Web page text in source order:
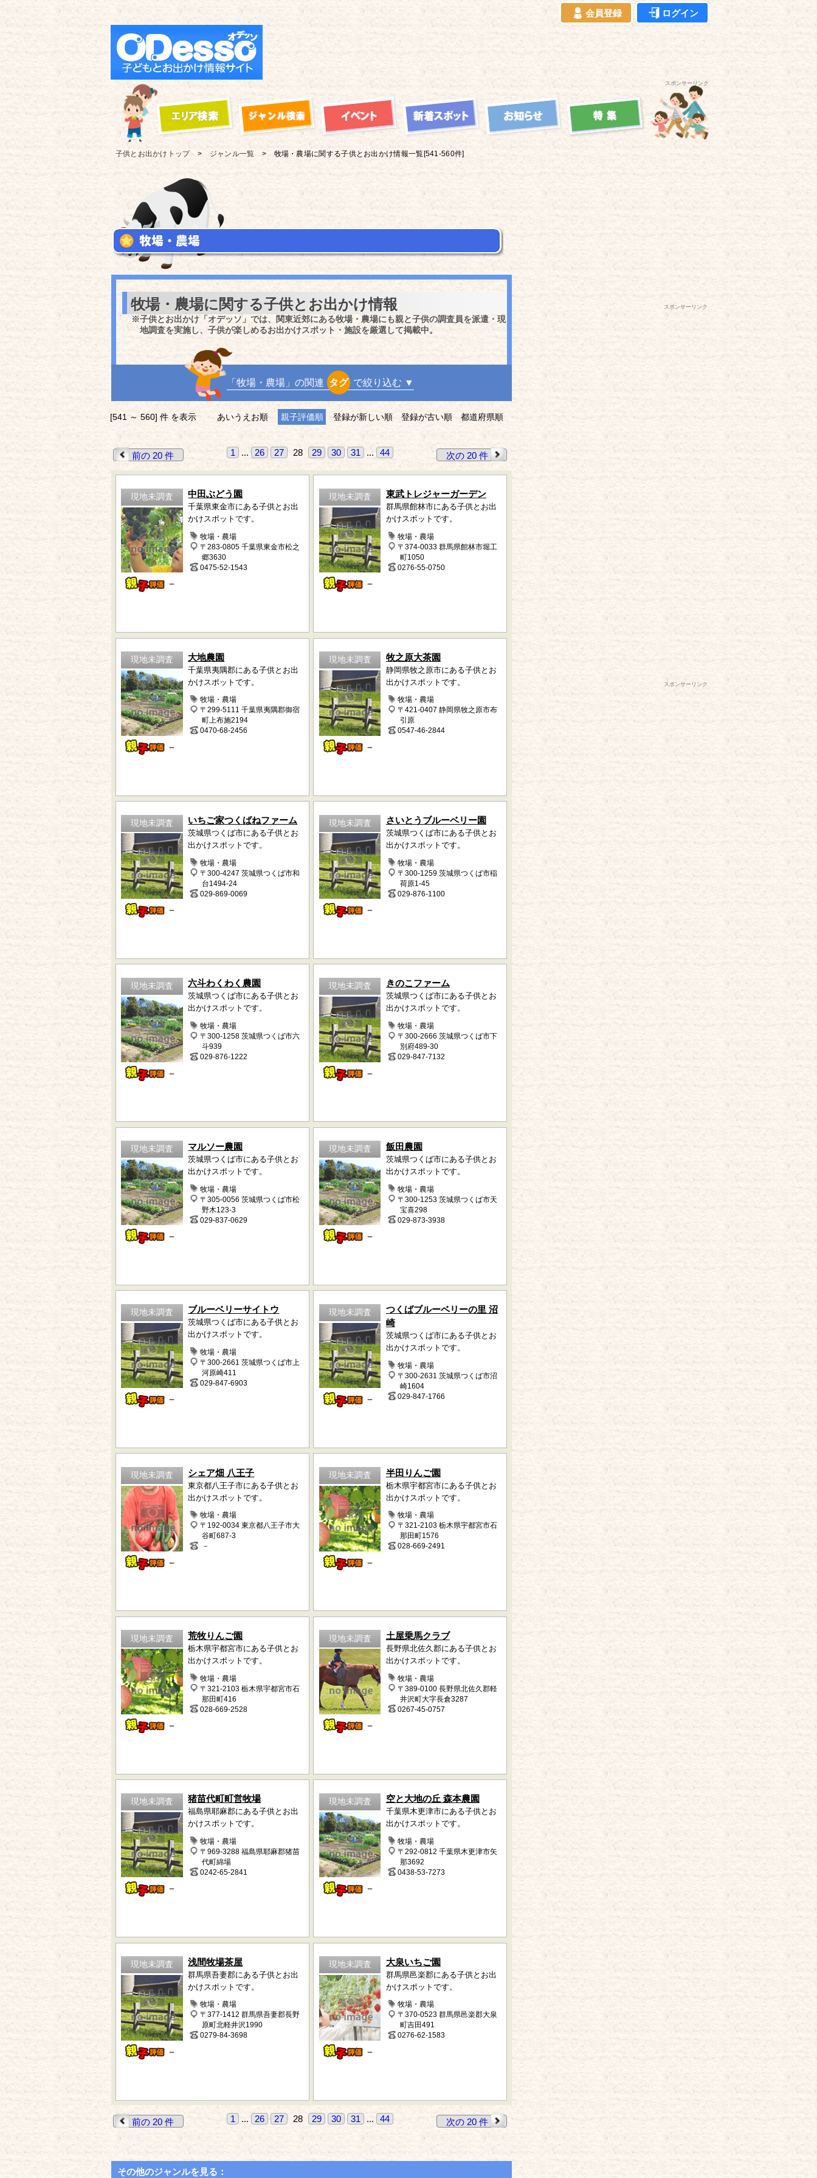
会員登録 ログイン
スポンサーリンク
子供とお出かけ トップ ジャンル一覧 牧場・農場に関する子供とお出かけ情報一覧[541-560件]
牧場・農場に関する子供とお出かけ情報
※子供とお出かけ「オデッソ」では、関東近郊にある牧場・農場にも親と子供の調査員を派遣・現
地調査を実施し、子供が楽しめるお出かけスポット・施設を厳選して掲載中。
「牧場・農場」の関連 タグ で絞り込む ▼
[541 ～ 560] 件 を表示 あいうえお順 親子評価順 登録が新しい順 登録が古い順 都道府県順
前の 20 件 1 ... 26 27 28 29 30 31 ... 44 次の 20 件
現地未調査
－
中田ぶどう園
千葉県東金市にある子供とお出
かけスポットです。
牧場・農場
〒283-0805 千葉県東金市松之
郷3630
0475-52-1543
現地未調査
－
東武トレジャーガーデン
群馬県館林市にある子供とお出
かけスポットです。
牧場・農場
〒374-0033 群馬県館林市堀工
町1050
0276-55-0750
現地未調査
－
大地農園
千葉県夷隅郡にある子供とお出
かけスポットです。
牧場・農場
〒299-5111 千葉県夷隅郡御宿
町上布施2194
0470-68-2456
現地未調査
－
牧之原大茶園
静岡県牧之原市にある子供とお
出かけスポットです。
牧場・農場
〒421-0407 静岡県牧之原市布
引原
0547-46-2844
現地未調査
－
いちご家つくばねファーム
茨城県つくば市にある子供とお
出かけスポットです。
牧場・農場
〒300-4247 茨城県つくば市和
台1494-24
029-869-0069
現地未調査
－
さいとうブルーベリー園
茨城県つくば市にある子供とお
出かけスポットです。
牧場・農場
〒300-1259 茨城県つくば市稲
荷原1-45
029-876-1100
現地未調査
－
六斗わくわく農園
茨城県つくば市にある子供とお
出かけスポットです。
牧場・農場
〒300-1258 茨城県つくば市六
斗939
029-876-1222
現地未調査
－
きのこファーム
茨城県つくば市にある子供とお
出かけスポットです。
牧場・農場
〒300-2666 茨城県つくば市下
別府489-30
029-847-7132
現地未調査
－
マルソー農園
茨城県つくば市にある子供とお
出かけスポットです。
牧場・農場
〒305-0056 茨城県つくば市松
野木123-3
029-837-0629
現地未調査
－
飯田農園
茨城県つくば市にある子供とお
出かけスポットです。
牧場・農場
〒300-1253 茨城県つくば市天
宝喜298
029-873-3938
現地未調査
－
ブルーベリーサイトウ
茨城県つくば市にある子供とお
出かけスポットです。
牧場・農場
〒300-2661 茨城県つくば市上
河原崎411
029-847-6903
現地未調査
－
つくばブルーベリーの里 沼
崎
茨城県つくば市にある子供とお
出かけスポットです。
牧場・農場
〒300-2631 茨城県つくば市沼
崎1604
029-847-1766
現地未調査
－
シェア畑 八王子
東京都八王子市にある子供とお
出かけスポットです。
牧場・農場
〒192-0034 東京都八王子市大
谷町687-3
－
現地未調査
－
半田りんご園
栃木県宇都宮市にある子供とお
出かけスポットです。
牧場・農場
〒321-2103 栃木県宇都宮市石
那田町1576
028-669-2491
現地未調査
－
荒牧りんご園
栃木県宇都宮市にある子供とお
出かけスポットです。
牧場・農場
〒321-2103 栃木県宇都宮市石
那田町416
028-669-2528
現地未調査
－
土屋乗馬クラブ
長野県北佐久郡にある子供とお
出かけスポットです。
牧場・農場
〒389-0100 長野県北佐久郡軽
井沢町大字長倉3287
0267-45-0757
現地未調査
－
猪苗代町町営牧場
福島県耶麻郡にある子供とお出
かけスポットです。
牧場・農場
〒969-3288 福島県耶麻郡猪苗
代町綿場
0242-65-2841
現地未調査
－
空と大地の丘 森本農園
千葉県木更津市にある子供とお
出かけスポットです。
牧場・農場
〒292-0812 千葉県木更津市矢
那3692
0438-53-7273
現地未調査
－
浅間牧場茶屋
群馬県吾妻郡にある子供とお出
かけスポットです。
牧場・農場
〒377-1412 群馬県吾妻郡長野
原町北軽井沢1990
0279-84-3698
現地未調査
－
大泉いちご園
群馬県邑楽郡にある子供とお出
かけスポットです。
牧場・農場
〒370-0523 群馬県邑楽郡大泉
町吉田491
0276-62-1583
前の 20 件 1 ... 26 27 28 29 30 31 ... 44 次の 20 件
その他のジャンルを見る：
スポンサーリンク
スポンサーリンク